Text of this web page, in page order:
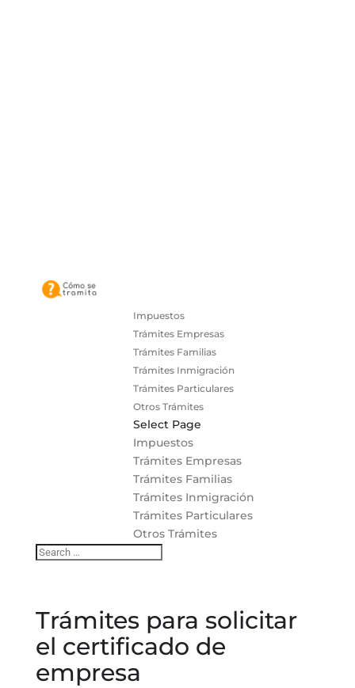
Impuestos
Trámites Empresas
Trámites Familias
Trámites Inmigración
Trámites Particulares
Otros Trámites
Select Page
Impuestos
Trámites Empresas
Trámites Familias
Trámites Inmigración
Trámites Particulares
Otros Trámites
Trámites para solicitar
el certificado de
empresa